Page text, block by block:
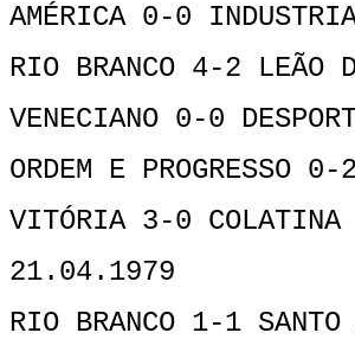
AMÉRICA 0-0
RIO BRANCO 4-2 LEÃO
VENECIANO 0-0
ORDEM E PROGRESSO
VITÓRIA 3-0 COLATINA
21.04.1979
RIO BRANCO 1-1 SANTO